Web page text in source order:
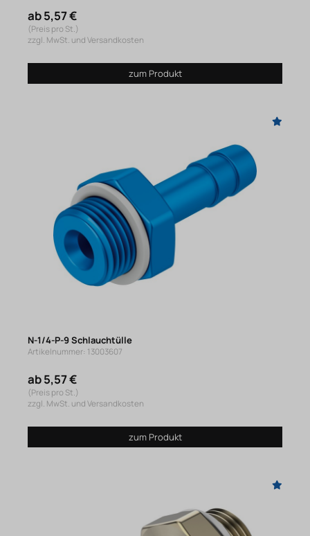
ab 5,57 €
(Preis pro St.)
zzgl. MwSt. und Versandkosten
zum Produkt
N-1/4-P-9 Schlauchtülle
Artikelnummer: 13003607
ab 5,57 €
(Preis pro St.)
zzgl. MwSt. und Versandkosten
zum Produkt